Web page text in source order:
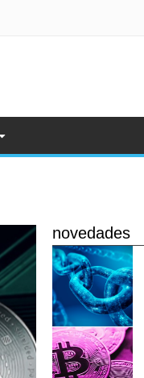
novedades